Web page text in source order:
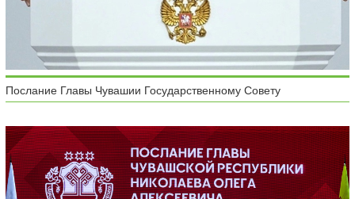
Послание Главы Чувашии Государственному Совету